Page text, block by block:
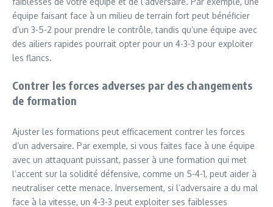
équipe faisant face à un milieu de terrain fort peut bénéficier
d’un 3-5-2 pour prendre le contrôle, tandis qu’une équipe avec
des ailiers rapides pourrait opter pour un 4-3-3 pour exploiter
les flancs.
Contrer les forces adverses par des changements
de formation
Ajuster les formations peut efficacement contrer les forces
d’un adversaire. Par exemple, si vous faites face à une équipe
avec un attaquant puissant, passer à une formation qui met
l’accent sur la solidité défensive, comme un 5-4-1, peut aider à
neutraliser cette menace. Inversement, si l’adversaire a du mal
face à la vitesse, un 4-3-3 peut exploiter ses faiblesses